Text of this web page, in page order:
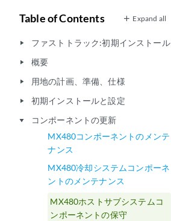
Table of Contents Expand all
play_arrow ファストトラック:初期インストール
play_arrow 概要
play_arrow 用地の計画、準備、仕様
play_arrow 初期インストールと設定
play_arrow
コンポーネントの更新
MX480コンポーネントのメンテ
ナンス
MX480冷却システムコンポーネ
ントのメンテナンス
MX480ホストサブシステムコ
ンポーネントの保守